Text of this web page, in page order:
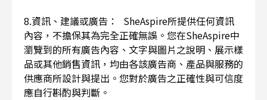
8.資訊、建議或廣告： SheAspire所提供任何資訊
內容，不擔保其為完全正確無誤。您在SheAspire中
瀏覽到的所有廣告內容、文字與圖片之說明、展示樣
品或其他銷售資訊，均由各該廣告商、產品與服務的
供應商所設計與提出。您對於廣告之正確性與可信度
應自行斟酌與判斷。